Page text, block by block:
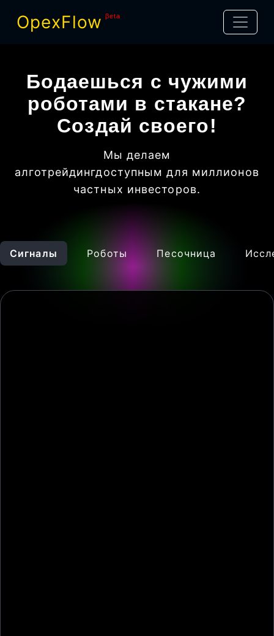
OpexFlow βeta
Бодаешься с чужими
роботами в стакане?
Создай своего!
Мы делаем
алготрейдингдоступным для миллионов
частных инвесторов.
Сигналы Роботы Песочница